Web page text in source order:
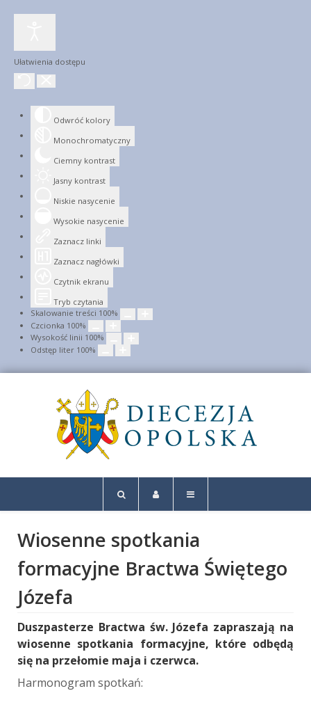
Ułatwienia dostępu
Odwróć kolory
Monochromatyczny
Ciemny kontrast
Jasny kontrast
Niskie nasycenie
Wysokie nasycenie
Zaznacz linki
Zaznacz nagłówki
Czytnik ekranu
Tryb czytania
Skalowanie treści 100%
Czcionka 100%
Wysokość linii 100%
Odstęp liter 100%
Wiosenne spotkania
formacyjne Bractwa Świętego
Józefa
Duszpasterze Bractwa św. Józefa zapraszają na
wiosenne spotkania formacyjne, które odbędą
się na przełomie maja i czerwca.
Harmonogram spotkań: